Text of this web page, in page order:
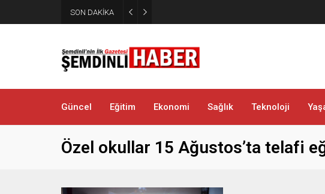
SON DAKİKA
Güncel Eğitim Ekonomi Sağlık Teknoloji
Özel okullar 15 Ağustos’ta telafi